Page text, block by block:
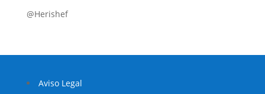
@Herishef
Aviso Legal